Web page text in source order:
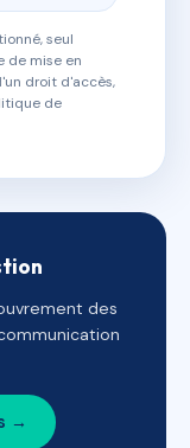
seul
de mise en
droit d'accès,
de
des
→